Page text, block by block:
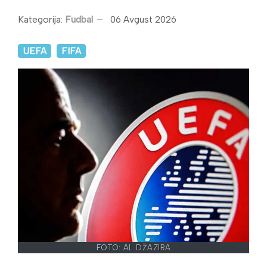
Kategorija: Fudbal 06 Avgust 2026
UEFA FIFA
FOTO: AL DŽAZIRA